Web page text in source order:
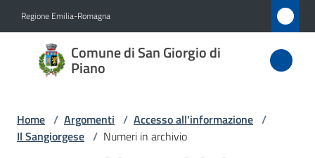
Regione Emilia-Romagna
Comune di San Giorgio di
Piano
Comune
di San
di Piano
Home / Argomenti / Accesso all'informazione /
Il Sangiorgese / Numeri in archivio